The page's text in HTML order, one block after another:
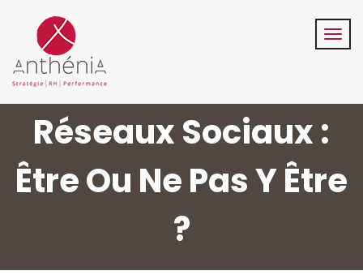
Suivez-Nous:
Réseaux Sociaux :
Être Ou Ne Pas Y Être
?